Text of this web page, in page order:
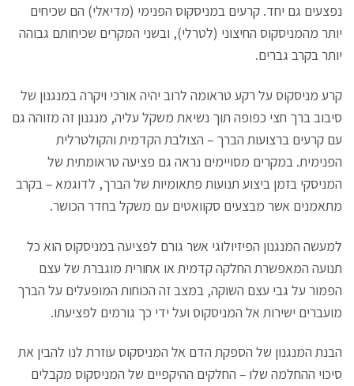
נפצעים גם יחד. קרעים במניסקוס הפנימי (מדיאלי) הם שכיחים
יותר מהמניסקוס החיצוני (לטרלי), ובשני המקרים שכיחותם גבוהה
יותר בקרב גברים.
קרע מניסקוס על רקע טראומה לרוב יהיה אורכי ויקרה במנגנון של
סיבוב ברך חצי כפופה תוך נשיאת משקל עליה, מנגנון זה מזוהה גם
עם קרעים ברצועות הברך – הצולבת הקדמית והקולטרלית
הפנימית. במקרים מסויימים נראה גם פציעה טראומתית של
המניסקי בזמן ביצוע תנועות פתאומיות של הברך, לדוגמא – בקרב
מתאמנים אשר מבצעים סקוואטים עם משקל בחדר הכושר.
למעשה המנגנון הפיזיולוגי אשר גורם לפציעה במניסקוס הוא כל
תנועה המאפשרת החלקה קדמית או אחורית מוגברת של עצם
הפמור על גבי עצם השוקה, במצב זה הכוחות המופעלים על הברך
מועברים ישירות אל המניסקוס ועל ידי כך גורמים לפציעתו.
הבנת המנגנון של הספקת הדם אל המניסקוס עוזרת לנו להבין את
סיכוי ההחלמה שלו – החלקים ההיקפיים של המניסקוס מקבלים